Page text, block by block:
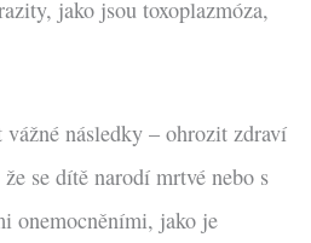
jako jsou toxoplazmóza,
následky – ohrozit zdraví
se dítě narodí mrtvé nebo s
onemocněními, jako je